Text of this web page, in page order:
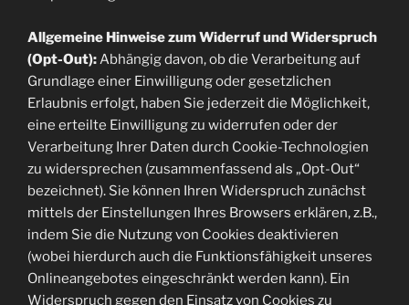
Allgemeine Hinweise zum Widerruf und Widerspruch
(Opt-Out): Abhängig davon, ob die Verarbeitung auf
Grundlage einer Einwilligung oder gesetzlichen
Erlaubnis erfolgt, haben Sie jederzeit die Möglichkeit,
eine erteilte Einwilligung zu widerrufen oder der
Verarbeitung Ihrer Daten durch Cookie-Technologien
zu widersprechen (zusammenfassend als „Opt-Out“
bezeichnet). Sie können Ihren Widerspruch zunächst
mittels der Einstellungen Ihres Browsers erklären, z.B.,
indem Sie die Nutzung von Cookies deaktivieren
(wobei hierdurch auch die Funktionsfähigkeit unseres
Onlineangebotes eingeschränkt werden kann). Ein
Widerspruch gegen den Einsatz von Cookies zu